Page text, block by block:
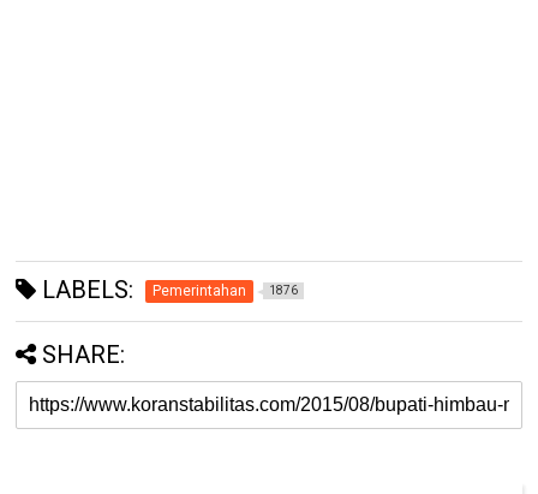
LABELS: Pemerintahan 1876
SHARE: